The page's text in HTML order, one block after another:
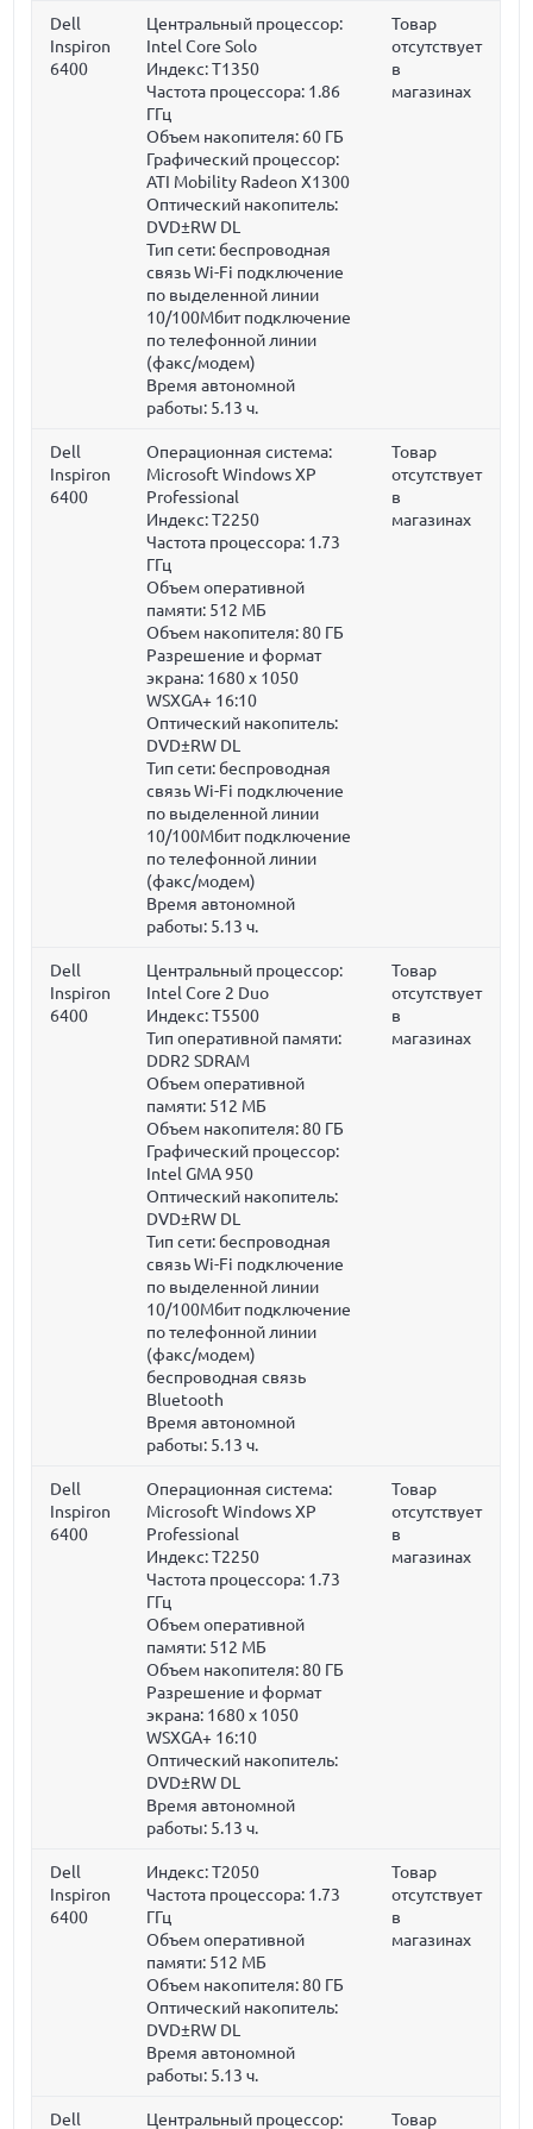
Dell
Inspiron
6400
Центральный процессор:
Intel Core Solo
Индекс: T1350
Частота процессора: 1.86
ГГц
Объем накопителя: 60 ГБ
Графический процессор:
ATI Mobility Radeon X1300
Оптический накопитель:
DVD±RW DL
Тип сети: беспроводная
связь Wi-Fi подключение
по выделенной линии
10/100Мбит подключение
по телефонной линии
(факс/модем)
Время автономной
работы: 5.13 ч.
Товар
отсутствует
в
магазинах
Dell
Inspiron
6400
Операционная система:
Microsoft Windows XP
Professional
Индекс: T2250
Частота процессора: 1.73
ГГц
Объем оперативной
памяти: 512 МБ
Объем накопителя:80 ГБ
Разрешение и формат
экрана: 1680 x 1050
WSXGA+ 16:10
Оптический накопитель:
DVD±RW DL
Тип сети: беспроводная
связь Wi-Fi подключение
по выделенной линии
10/100Мбит подключение
по телефонной линии
(факс/модем)
Время автономной
работы: 5.13 ч.
Товар
отсутствует
в
магазинах
Dell
Inspiron
6400
Центральный процессор:
Intel Core 2 Duo
Индекс: T5500
Тип оперативной памяти:
DDR2 SDRAM
Объем оперативной
памяти: 512 МБ
Объем накопителя:80 ГБ
Графический процессор:
Intel GMA 950
Оптический накопитель:
DVD±RW DL
Тип сети: беспроводная
связь Wi-Fi подключение
по выделенной линии
10/100Мбит подключение
по телефонной линии
(факс/модем)
беспроводная связь
Bluetooth
Время автономной
работы: 5.13 ч.
Товар
отсутствует
в
магазинах
Dell
Inspiron
6400
Операционная система:
Microsoft Windows XP
Professional
Индекс: T2250
Частота процессора: 1.73
ГГц
Объем оперативной
памяти: 512 МБ
Объем накопителя:80 ГБ
Разрешение и формат
экрана: 1680 x 1050
WSXGA+ 16:10
Оптический накопитель:
DVD±RW DL
Время автономной
работы: 5.13 ч.
Товар
отсутствует
в
магазинах
Dell
Inspiron
6400
Индекс: T2050
Частота процессора: 1.73
ГГц
Объем оперативной
памяти: 512 МБ
Объем накопителя:80 ГБ
Оптический накопитель:
DVD±RW DL
Время автономной
работы: 5.13 ч.
Товар
отсутствует
в
магазинах
Dell
Центральный процессор:
Товар